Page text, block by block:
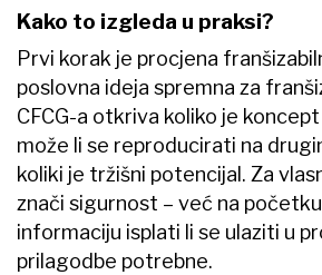
Kako to izgleda u praksi?
Prvi korak je procjena
poslovna ideja spremna za
CFCG-a otkriva koliko je
može li se reproducirati na
koliki je tržišni potencijal. Za
znači sigurnost – već na
informaciju isplati li se ulaziti u
prilagodbe potrebne.